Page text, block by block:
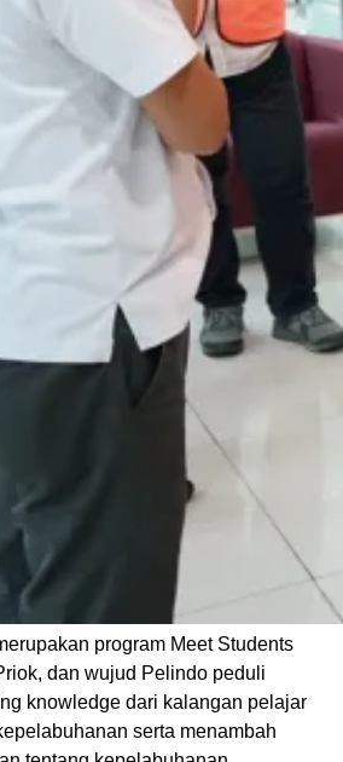
program Meet Students
dan wujud Pelindo peduli
knowledge dari kalangan pelajar
serta menambah